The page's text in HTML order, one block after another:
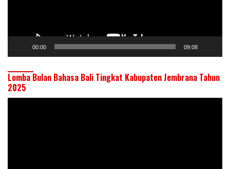
00:00 09:08
Lomba Bulan Bahasa Bali Tingkat Kabupaten Jembrana Tahun
2025